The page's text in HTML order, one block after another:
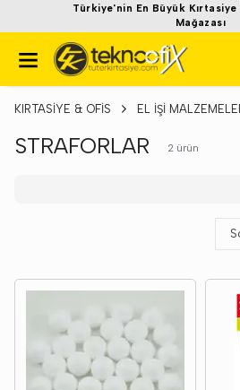
Türkiye'nin En Büyük Kırtasiye
Mağazası
KIRTASİYE & OFİS EL İŞİ
STRAFORLAR 2 ürün